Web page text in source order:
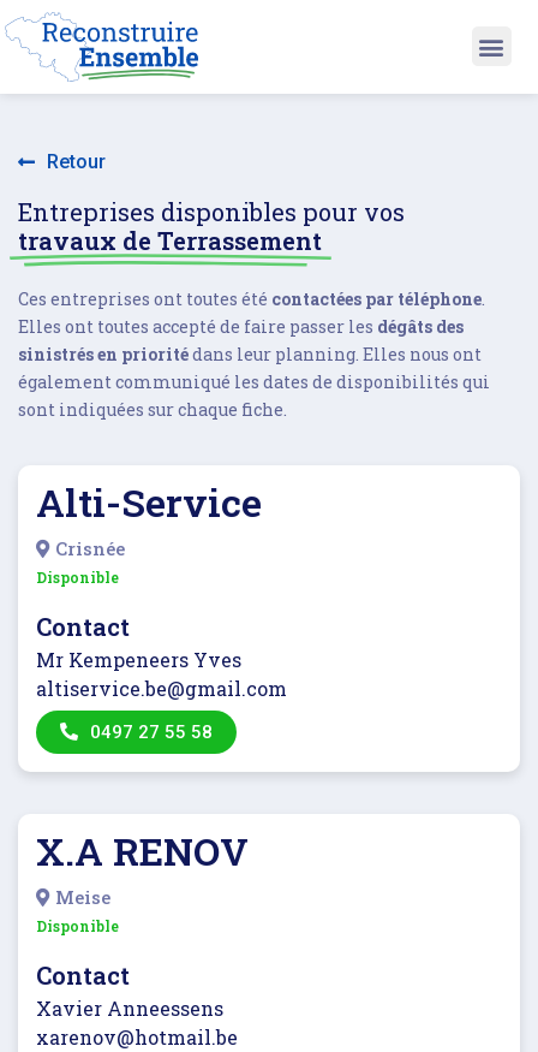
Retour
Entreprises disponibles pour vos
travaux de Terrassement
Ces entreprises ont toutes été contactées par téléphone
Elles ont toutes accepté de faire passer les dégâts des
sinistrés en prioritédans leur planning. Elles nous ont
également communiqué les dates de disponibilités qui
sont indiquées sur chaque fiche.
Alti-Service
Crisnée
Disponible
Contact
Mr Kempeneers Yves
altiservice.be@gmail.com
0497 27 55 58
X.A RENOV
Meise
Disponible
Contact
Xavier Anneessens
xarenov@hotmail.be